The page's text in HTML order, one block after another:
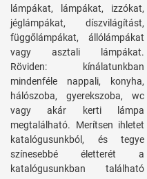
lámpákat, lámpákat, izzókat,
jéglámpákat, díszvilágítást,
függőlámpákat, állólámpákat
vagy asztali lámpákat.
Röviden: kínálatunkban
mindenféle nappali, konyha,
hálószoba, gyerekszoba, wc
vagy akár kerti lámpa
megtalálható. Merítsen ihletet
katalógusunkból, és tegye
színesebbé életterét a
katalógusunkban található